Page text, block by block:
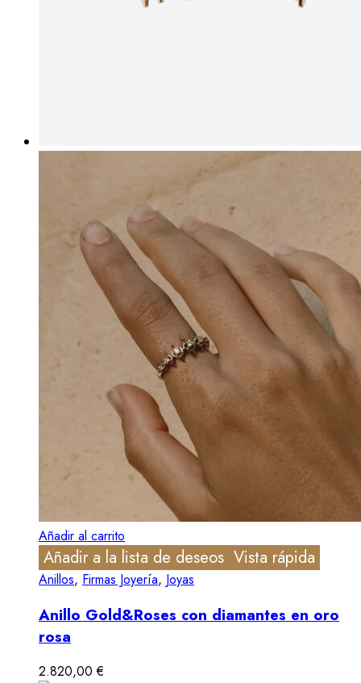
Añadir al carrito
Añadir a la lista de deseos Vista rápida
Anillos, Firmas Joyería, Joyas
Anillo Gold&Roses con diamantes en oro
rosa
2.820,00€